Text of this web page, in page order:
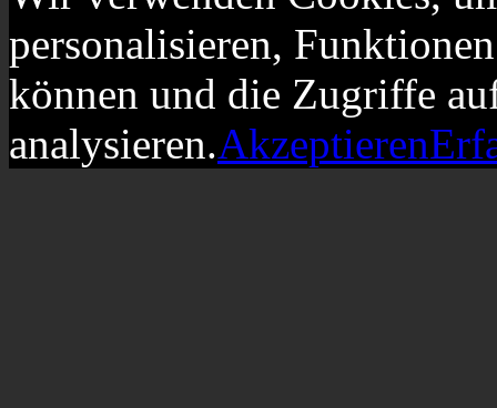
personalisieren,
können und die Zugriffe
analysieren.Akzeptieren